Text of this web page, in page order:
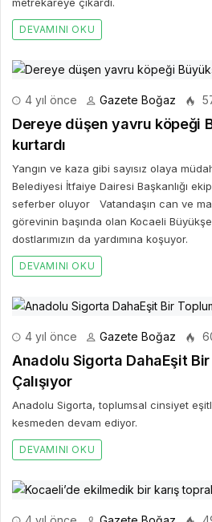
DEVAMINI OKU
4 yıl önce Gazete Boğaz
Dereye düşen yavru köpeği
kurtardı
Yangın ve kaza gibi sayısız olaya
Belediyesi İtfaiye Dairesi Başkanlığı
seferber oluyor Vatandaşın can ve
görevinin başında olan Kocaeli
dostlarımızın da yardımına koşuyor.
DEVAMINI OKU
4 yıl önce Gazete Boğaz
Anadolu Sigorta DahaEşit
Çalışıyor
Anadolu Sigorta, toplumsal cinsiyet
kesmeden devam ediyor.
DEVAMINI OKU